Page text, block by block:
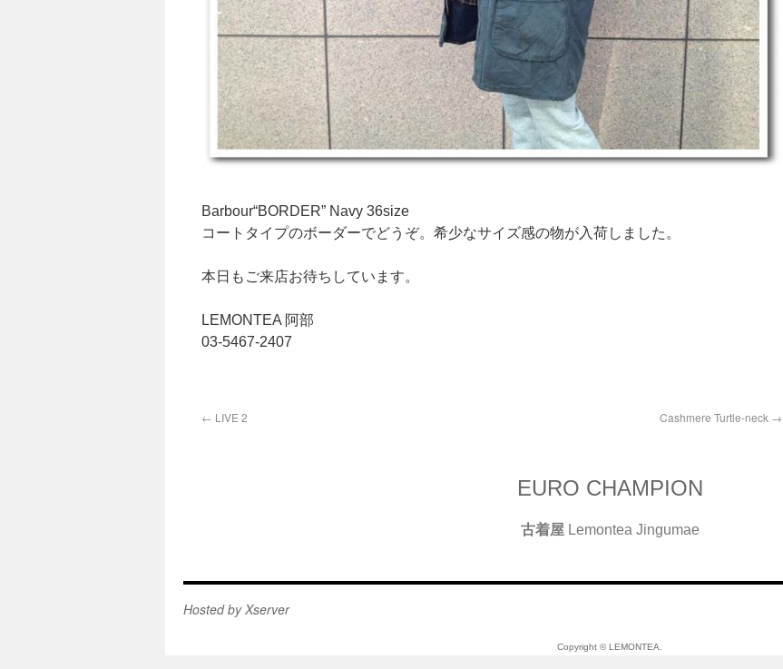
Barbour“BORDER” Navy 36size
コートタイプのボーダーでどうぞ。希少なサイズ感の物が入荷しました。
本日もご来店お待ちしています。
LEMONTEA 阿部
03-5467-2407
← LIVE 2 Cashmere Turtle-neck →
EURO CHAMPION
古着屋 Lemontea Jingumae
Hosted by Xserver
Copyright © LEMONTEA.